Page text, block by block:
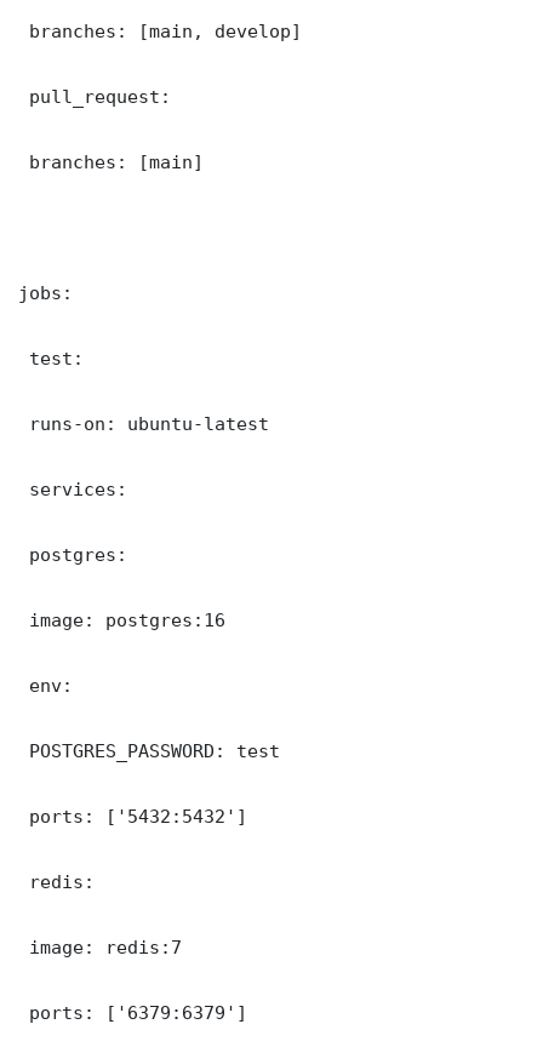
branches: [main, develop]
pull_request:
branches: [main]
jobs:
test:
runs-on: ubuntu-latest
services:
postgres:
image: postgres:16
env:
POSTGRES_PASSWORD: test
ports: ['5432:5432']
redis:
image: redis:7
ports: ['6379:6379']